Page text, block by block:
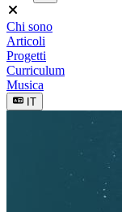
Chi sono
Articoli
Progetti
Curriculum
Musica
IT